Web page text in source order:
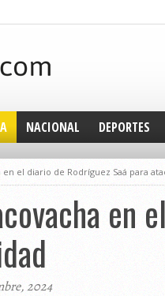
NACIONAL DEPORTES
en el diario de Rodríguez Saá para
en
2024